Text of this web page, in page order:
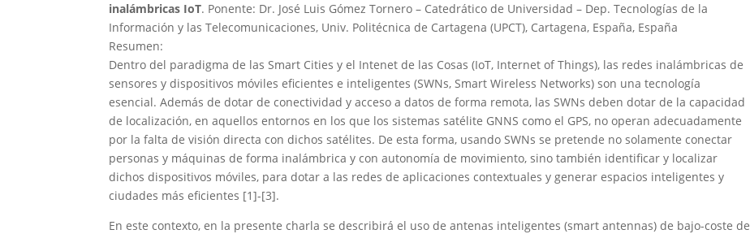
inalámbricas IoT. Ponente: Dr. José Luis Gómez Tornero – Catedrático de Universidad – Dep. Tecnologías de la
Información y las Telecomunicaciones, Univ. Politécnica de Cartagena (UPCT), Cartagena, España, España
Resumen:
Dentro del paradigma de las Smart Cities y el Intenet de las Cosas (IoT, Internet of Things), las redes inalámbricas de
sensores y dispositivos móviles eficientes e inteligentes (SWNs, Smart Wireless Networks) son una tecnología
esencial. Además de dotar de conectividad y acceso a datos de forma remota, las SWNs deben dotar de la capacidad
de localización, en aquellos entornos en los que los sistemas satélite GNNS como el GPS, no operan adecuadamente
por la falta de visión directa con dichos satélites. De esta forma, usando SWNs se pretende no solamente conectar
personas y máquinas de forma inalámbrica y con autonomía de movimiento, sino también identificar y localizar
dichos dispositivos móviles, para dotar a las redes de aplicaciones contextuales y generar espacios inteligentes y
ciudades más eficientes [1]-[3].
En este contexto, en la presente charla se describirá el uso de antenas inteligentes (smart antennas) de bajo-coste de